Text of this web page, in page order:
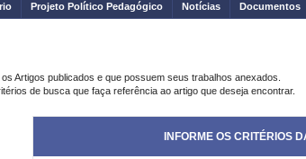
Projeto Político Pedagógico Notícias Documentos
Artigos publicados e que possuem seus trabalhos anexados.
de busca que faça referência ao artigo que deseja encontrar.
INFORME OS CRITÉRIOS